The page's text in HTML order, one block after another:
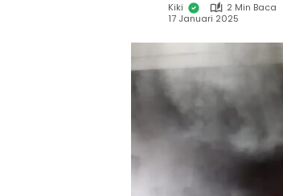
Kiki
2 Min Baca
17 Januari 2025